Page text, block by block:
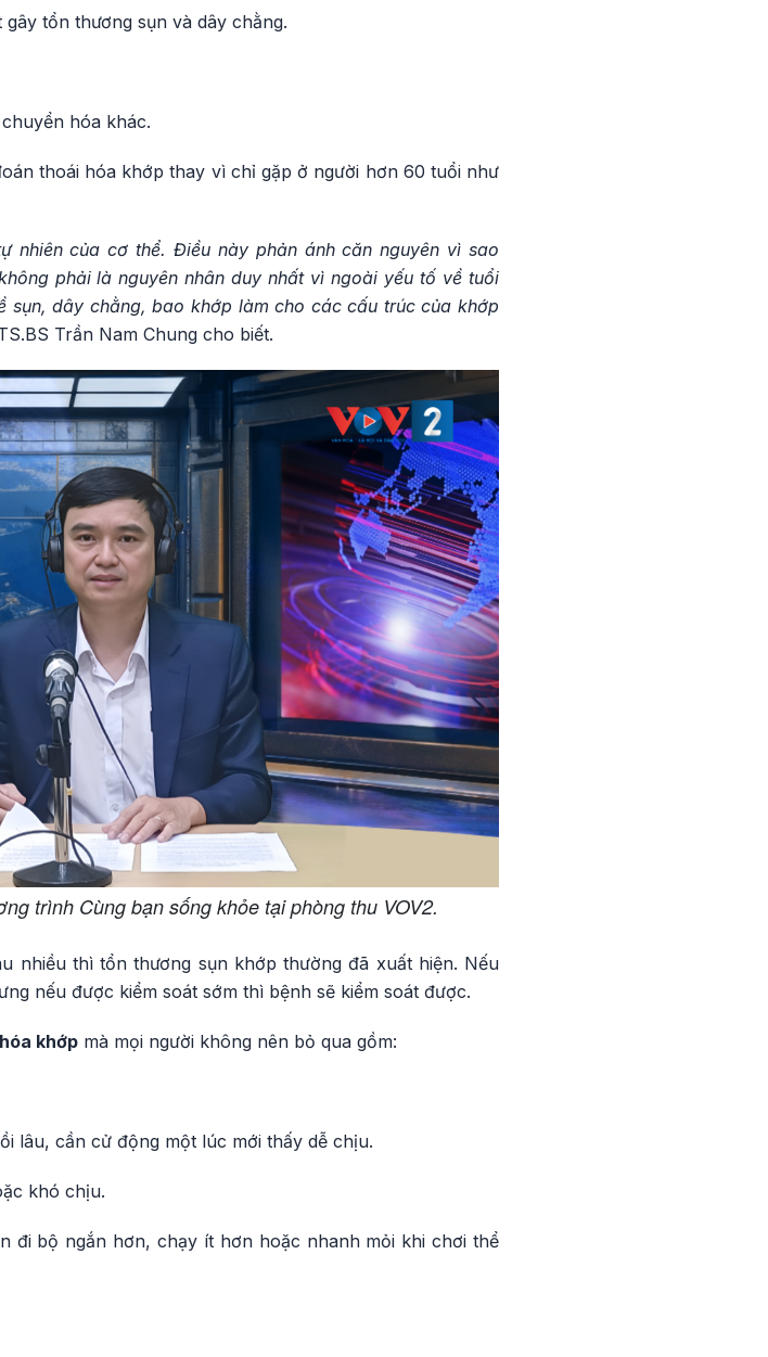
tổn thương sụn và dây chằng.
hóa khác.
thoái hóa khớp thay vì chỉ gặp ở người hơn 60 tuổi như
nhiên của cơ thể. Điều này phản ánh căn nguyên vì sao
phải là nguyên nhân duy nhất vì ngoài yếu tố về tuổi
dây chằng, bao khớp làm cho các cấu trúc của khớp
Trần Nam Chung cho biết.
trình Cùng bạn sống khỏe tại phòng thu VOV2.
nhiều thì tổn thương sụn khớp thường đã xuất hiện. Nếu
nếu được kiểm soát sớm thì bệnh sẽ kiểm soát được.
khớp mà mọi người không nên bỏ qua gồm:
lâu, cần cử động một lúc mới thấy dễ chịu.
khó chịu.
đi bộ ngắn hơn, chạy ít hơn hoặc nhanh mỏi khi chơi thể